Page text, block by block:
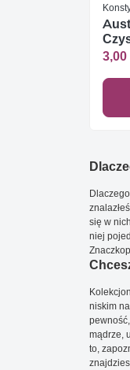
3,00
się w
niej
niskim
mądrze,
to,